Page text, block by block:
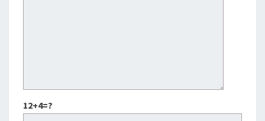
12+4=?